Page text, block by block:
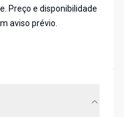
Preço e disponibilidade
aviso prévio.